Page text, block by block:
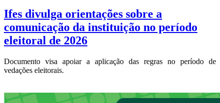
Ifes divulga orientações sobre a
comunicação da instituição no período
eleitoral de 2026
Documento visa apoiar a aplicação das regras no período de
vedações eleitorais.